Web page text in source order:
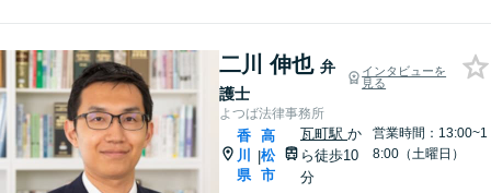
二川 伸也 弁
護士
インタビューを
見る
よつば法律事務所
香
川
県
|
高
松
市
瓦町駅 か
ら徒歩10
分
営業時間：13:00~1
8:00（土曜日）